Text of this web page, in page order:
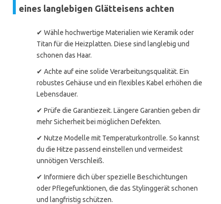
eines langlebigen Glätteisens achten
✔ Wähle hochwertige Materialien wie Keramik oder
Titan für die Heizplatten. Diese sind langlebig und
schonen das Haar.
✔ Achte auf eine solide Verarbeitungsqualität. Ein
robustes Gehäuse und ein flexibles Kabel erhöhen die
Lebensdauer.
✔ Prüfe die Garantiezeit. Längere Garantien geben dir
mehr Sicherheit bei möglichen Defekten.
✔ Nutze Modelle mit Temperaturkontrolle. So kannst
du die Hitze passend einstellen und vermeidest
unnötigen Verschleiß.
✔ Informiere dich über spezielle Beschichtungen
oder Pflegefunktionen, die das Stylinggerät schonen
und langfristig schützen.